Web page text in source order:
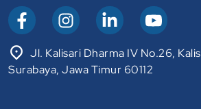
Jl. Kalisari Dharma IV No.26,
Surabaya, Jawa Timur 60112